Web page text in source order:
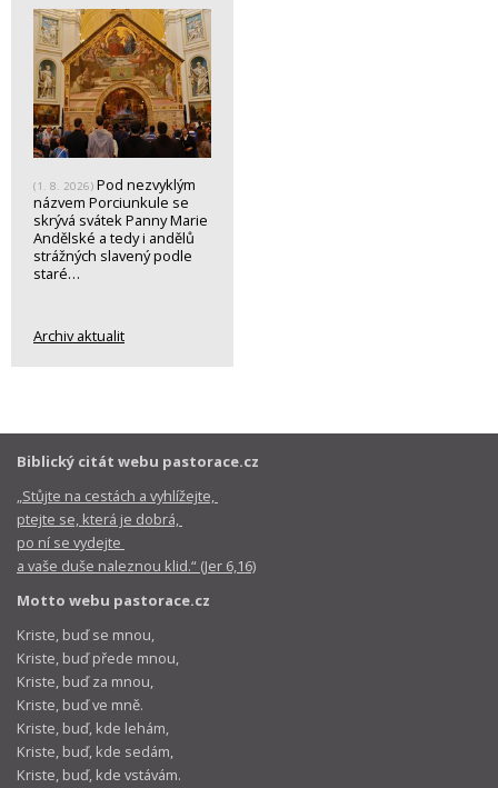
(1. 8. 2026) Pod nezvyklým
názvem Porciunkule se
skrývá svátek Panny Marie
Andělské a tedy i andělů
strážných slavený podle
staré…
Archiv aktualit
Biblický citát webu pastorace.cz
„Stůjte na cestách a vyhlížejte,
ptejte se, která je dobrá,
po ní se vydejte
a vaše duše naleznou klid.“ (Jer 6,16)
Motto webu pastorace.cz
Kriste, buď se mnou,
Kriste, buď přede mnou,
Kriste, buď za mnou,
Kriste, buď ve mně.
Kriste, buď, kde lehám,
Kriste, buď, kde sedám,
Kriste, buď, kde vstávám.